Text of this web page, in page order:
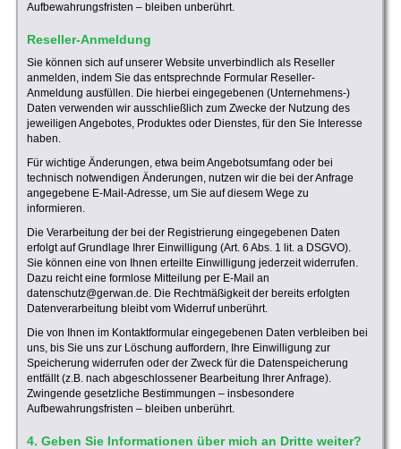
Aufbewahrungsfristen – bleiben unberührt.
Reseller-Anmeldung
Sie können sich auf unserer Website unverbindlich als Reseller
anmelden, indem Sie das entsprechnde Formular Reseller-
Anmeldung ausfüllen. Die hierbei eingegebenen (Unternehmens-)
Daten verwenden wir ausschließlich zum Zwecke der Nutzung des
jeweiligen Angebotes, Produktes oder Dienstes, für den Sie Interesse
haben.
Für wichtige Änderungen, etwa beim Angebotsumfang oder bei
technisch notwendigen Änderungen, nutzen wir die bei der Anfrage
angegebene E-Mail-Adresse, um Sie auf diesem Wege zu
informieren.
Die Verarbeitung der bei der Registrierung eingegebenen Daten
erfolgt auf Grundlage Ihrer Einwilligung (Art. 6 Abs. 1 lit. a DSGVO).
Sie können eine von Ihnen erteilte Einwilligung jederzeit widerrufen.
Dazu reicht eine formlose Mitteilung per E-Mail an
datenschutz@gerwan.de. Die Rechtmäßigkeit der bereits erfolgten
Datenverarbeitung bleibt vom Widerruf unberührt.
Die von Ihnen im Kontaktformular eingegebenen Daten verbleiben bei
uns, bis Sie uns zur Löschung auffordern, Ihre Einwilligung zur
Speicherung widerrufen oder der Zweck für die Datenspeicherung
entfällt (z.B. nach abgeschlossener Bearbeitung Ihrer Anfrage).
Zwingende gesetzliche Bestimmungen – insbesondere
Aufbewahrungsfristen – bleiben unberührt.
4. Geben Sie Informationen über mich an Dritte weiter?